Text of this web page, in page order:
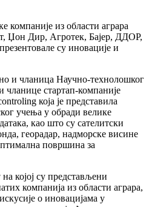
компаније из области аграра
Џон Дир, Агротек, Бајер, ДДОР,
су иновације и
и чланица Научно-технолошког
стартап-компаније
која је представила
учења у обради велике
као што су сателитски
георадар, надморске висине
површина за
којој су представљени
компанија из области аграра,
о иновацијама у